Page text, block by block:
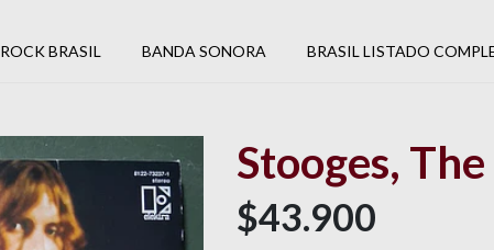
ROCK BRASIL BANDA SONORA BRASIL LISTADO
Stooges,
$43.900